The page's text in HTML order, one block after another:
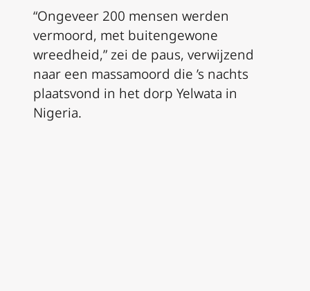
“Ongeveer 200 mensen werden
vermoord, met buitengewone
wreedheid,” zei de paus, verwijzend
naar een massamoord die ’s nachts
plaatsvond in het dorp Yelwata in
Nigeria.